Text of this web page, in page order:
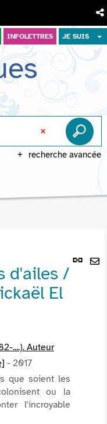
INFOLETTRES JE SUIS
recherche avancée
Lien
d'ailes /
El
....). Auteur
- 2017
que soient les
ou la
l'incroyable